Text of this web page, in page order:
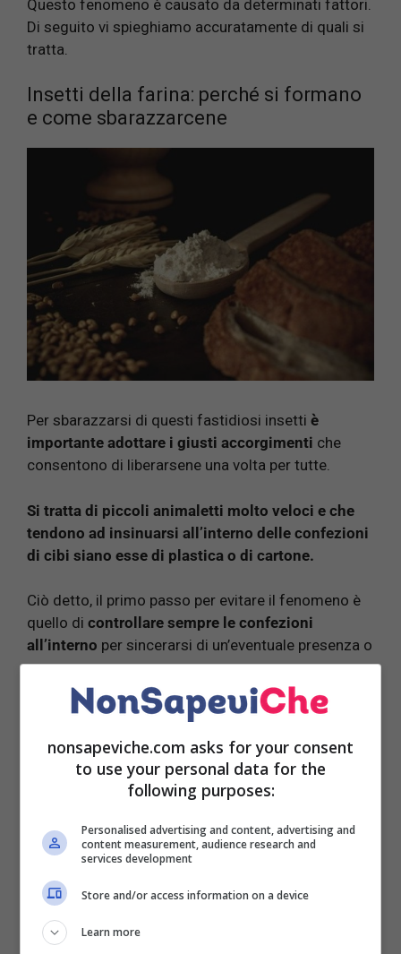
Questo fenomeno è causato da determinati fattori.
Di seguito vi spieghiamo accuratamente di quali si
tratta.
Insetti della farina: perché si formano
e come sbarazzarcene
Per sbarazzarsi di questi fastidiosi insetti è
importante adottare i giusti accorgimenti che
consentono di liberarsene una volta per tutte.
Si tratta di piccoli animaletti molto veloci e che
tendono ad insinuarsi all’interno delle confezioni
di cibi siano esse di plastica o di cartone.
Ciò detto, il primo passo per evitare il fenomeno è
quello di controllare sempre le confezioni
all’interno per sincerarsi di un’eventuale presenza o
meno.
Uno dei segnali inequivocabili della loro presenza è
sia identificato, il consiglio è di buttare la
confezione, mentre se assente di conservarlo in un
luogo fresco e asciutto.
Un altro rimedio molto efficace è quello dipulire la
dispensa con una miscela di aceto e acqua.
ripiano dovrà essere pulito spruzzando
Ricordate di asciugare il tutto con un panno pulito.
nonsapeviche.com asks for your consent
to use your personal data for the
following purposes:
Personalised advertising and content, advertising and
content measurement, audience research and
services development
Store and/or access information on a device
Learn more